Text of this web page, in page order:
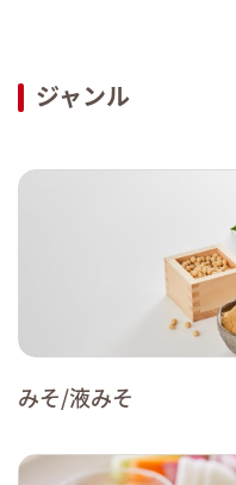
ジャンル
みそ/液みそ